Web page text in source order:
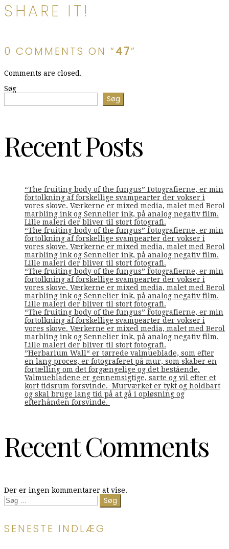
SHARE IT!
0 COMMENTS ON “47”
Comments are closed.
Søg
Søg
Recent Posts
“The fruiting body of the fungus” Fotografierne, er min
fortolkning af forskellige svampearter der vokser i
vores skove. Værkerne er mixed media, malet med Berol
marbling ink og Sennelier ink, på analog negativ film.
Lille maleri der bliver til stort fotografi.
“The fruiting body of the fungus” Fotografierne, er min
fortolkning af forskellige svampearter der vokser i
vores skove. Værkerne er mixed media, malet med Berol
marbling ink og Sennelier ink, på analog negativ film.
Lille maleri der bliver til stort fotografi.
“The fruiting body of the fungus” Fotografierne, er min
fortolkning af forskellige svampearter der vokser i
vores skove. Værkerne er mixed media, malet med Berol
marbling ink og Sennelier ink, på analog negativ film.
Lille maleri der bliver til stort fotografi.
“The fruiting body of the fungus” Fotografierne, er min
fortolkning af forskellige svampearter der vokser i
vores skove. Værkerne er mixed media, malet med Berol
marbling ink og Sennelier ink, på analog negativ film.
Lille maleri der bliver til stort fotografi.
”Herbarium Wall“ er tørrede valmueblade, som efter
en lang proces, er fotograferet på mur, som skaber en
fortælling om det forgængelige og det bestående.
Valmuebladene er gennemsigtige, sarte og vil efter et
kort tidsrum forsvinde. Murværket er tykt og holdbart
og skal bruge lang tid på at gå i opløsning og
efterhånden forsvinde.
Recent Comments
Der er ingen kommentarer at vise.
Søg
efter:
SENESTE INDLÆG